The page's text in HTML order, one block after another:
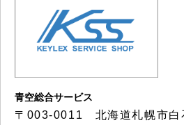
青空総合サービス
〒003-0011 北海道札幌市白